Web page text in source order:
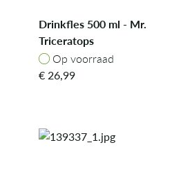
Drinkfles 500 ml - Mr.
Triceratops
Op voorraad
Op voorraad
€26,99